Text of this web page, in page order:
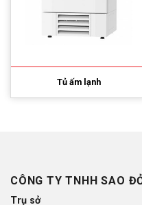
Tủ ấm lạnh
CÔNG TY TNHH SAO
Trụ sở